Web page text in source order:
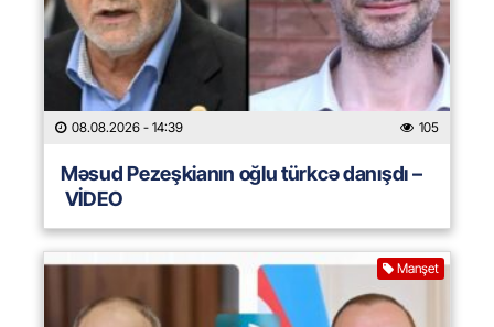
08.08.2026 - 14:39 105
Məsud Pezeşkianın oğlu türkcə danışdı –
VİDEO
Manşet